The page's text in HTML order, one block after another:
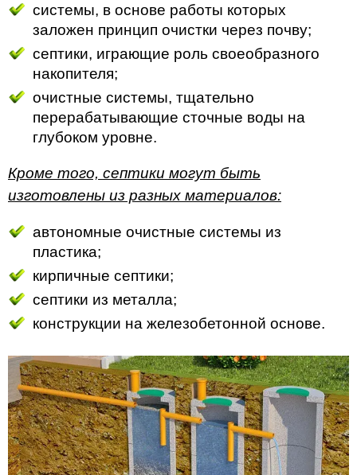
системы, в основе работы которых
заложен принцип очистки через почву;
септики, играющие роль своеобразного
накопителя;
очистные системы, тщательно
перерабатывающие сточные воды на
глубоком уровне.
Кроме того, септики могут быть
изготовлены из разных материалов:
автономные очистные системы из
пластика;
кирпичные септики;
септики из металла;
конструкции на железобетонной основе.